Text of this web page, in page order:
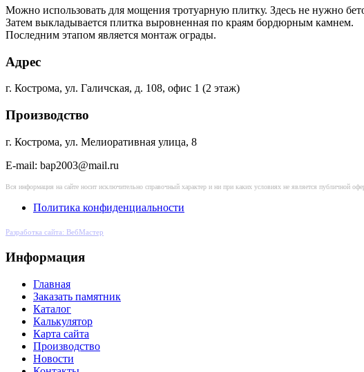
Можно использовать для мощения тротуарную плитку. Здесь не нужно
Затем выкладывается плитка выровненная по краям бордюрным камнем.
Последним этапом является монтаж ограды.
Адрес
г. Кострома, ул. Галичская, д. 108, офис 1 (2 этаж)
Производство
г. Кострома, ул. Мелиоративная улица, 8
E-mail: bap2003@mail.ru
Вся информация на сайте носит исключительно справочный характер и ни при каких условиях не является публичной
Политика конфиденциальности
Разработка сайта: ВебМастер
Информация
Главная
Заказать памятник
Каталог
Калькулятор
Карта сайта
Производство
Новости